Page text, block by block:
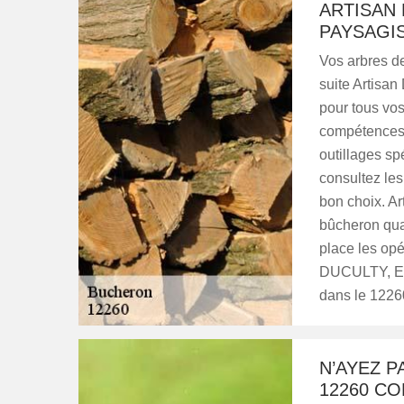
ARTISAN
Vos arbres
suite Artisan
pour tous
outillages
consultez
bon choix.
bûcheron
place les
DUCULTY,
dans le
N’AYEZ
12260